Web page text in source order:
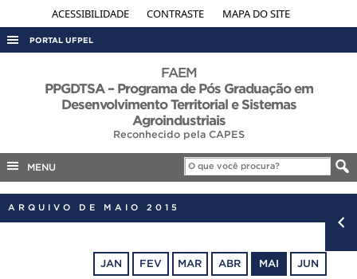
ACESSIBILIDADE CONTRASTE MAPA DO SITE
PORTAL UFPEL
AUDITORIA
INTERNACIONAL
FAEM
PPGDTSA – Programa de Pós Graduação em
Desenvolvimento Territorial e Sistemas
Agroindustriais
Reconhecido pela CAPES
MENU
ARQUIVO DE MAIO 2015
JAN FEV MAR ABR MAI JUN